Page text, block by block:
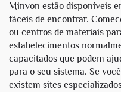
Minvon estão disponíveis
fáceis de encontrar.
ou centros de materiais
estabelecimentos
capacitados que podem
para o seu sistema. Se
existem sites